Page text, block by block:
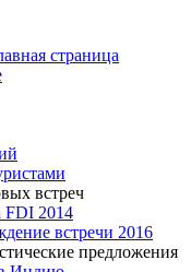
страница
встреч
FDI 2014
встречи 2016
предложения